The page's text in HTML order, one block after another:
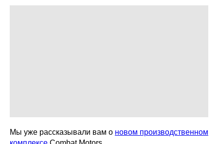
Мы уже рассказывали вам о новом производственном